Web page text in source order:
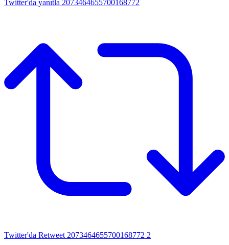
Twitter'da yanıtla 2073464655700168772
Twitter'da Retweet 2073464655700168772 2